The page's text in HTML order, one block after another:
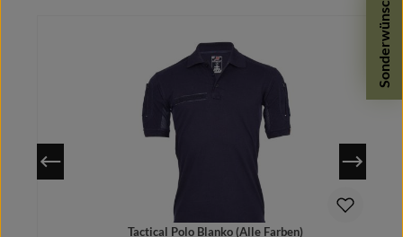
Sonderwünsche
Tactical Polo Blanko (Alle Farben)